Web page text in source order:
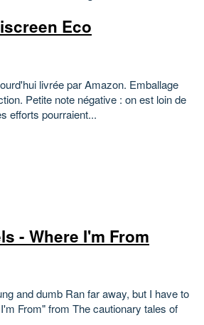
Eco
livrée par Amazon. Emballage
Petite note négative : on est loin de
efforts pourraient...
- Where I'm From
and dumb Ran far away, but I have to
From" from The cautionary tales of